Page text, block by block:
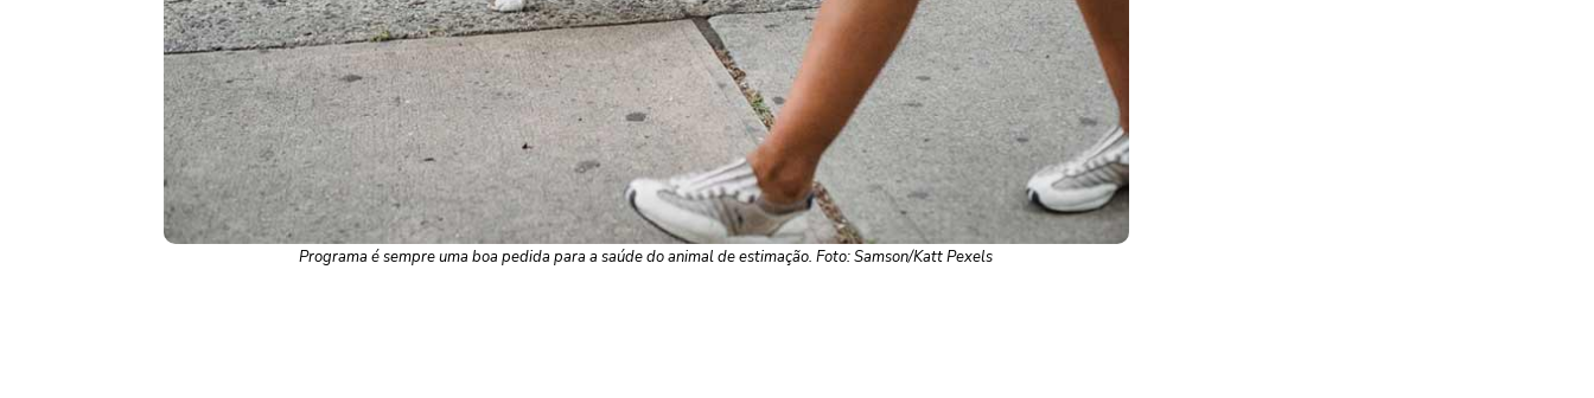
Programa é sempre uma boa pedida para a saúde do animal de estimação. Foto: Samson/Katt Pexels